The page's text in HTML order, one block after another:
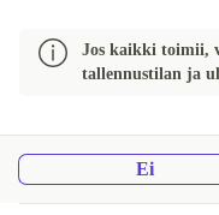
Jos kaikki toimii,
tallennustilan ja
Ei